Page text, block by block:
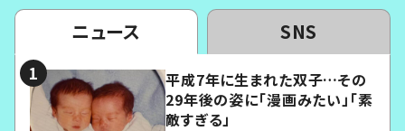
ニュース SNS
平成7年に生まれた双子…その
29年後の姿に「漫画みたい」「素
敵すぎる」